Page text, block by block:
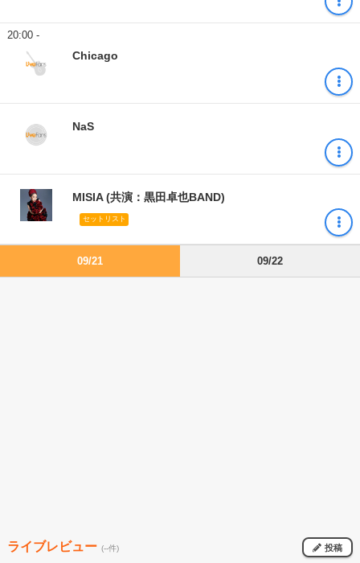
20:00 -
Chicago
NaS
MISIA (共演：黒田卓也BAND)
セットリスト
09/21 09/22
ライブレビュー (--件) 投稿